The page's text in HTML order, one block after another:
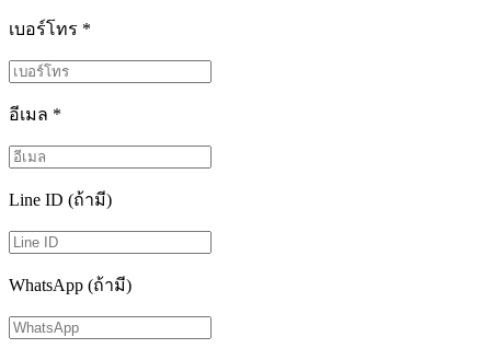
เบอร์โทร *
อีเมล *
Line ID (ถ้ามี)
WhatsApp (ถ้ามี)